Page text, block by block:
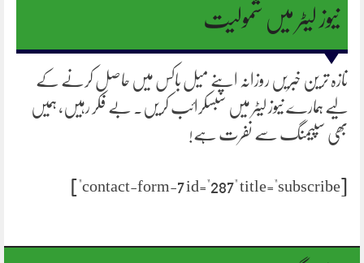
نیوز لیٹر میں شمولیت
تازہ ترین خبریں روزانہ اپنے میل باکس میں حاصل کرنے کے
لیے ہمارے نیوز لیٹر میں سبسکرائب کریں۔ بے فکر رہیں، ہمیں
بھی سپیمنگ سے نفرت ہے!